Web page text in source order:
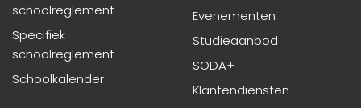
schoolreglement
Specifiek
schoolreglement
Schoolkalender
Evenementen
Studieaanbod
SODA+
Klantendiensten